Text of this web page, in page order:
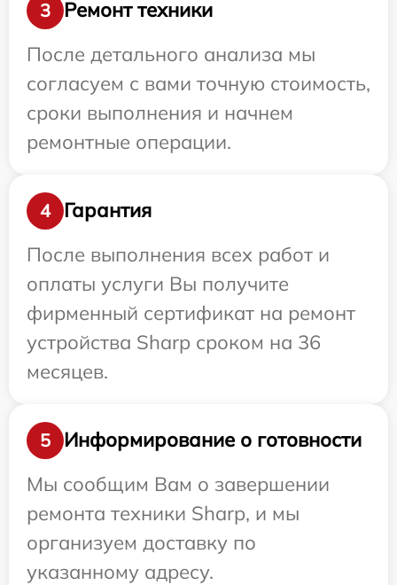
3
Ремонт техники
После детального анализа мы
согласуем с вами точную стоимость,
сроки выполнения и начнем
ремонтные операции.
4
Гарантия
После выполнения всех работ и
оплаты услуги Вы получите
фирменный сертификат на ремонт
устройства Sharp сроком на 36
месяцев.
5
Информирование о готовности
Мы сообщим Вам о завершении
ремонта техники Sharp, и мы
организуем доставку по
указанному адресу.